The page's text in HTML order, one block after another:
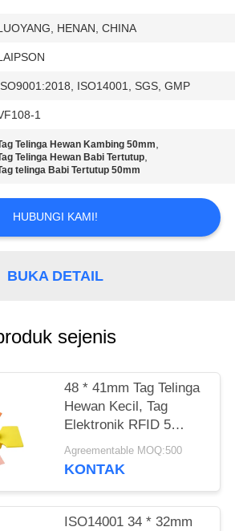
HENAN, CHINA
ISO14001, SGS, GMP
1
Telinga Hewan Kambing 50mm,
Telinga Hewan Babi Tertutup,
telinga Babi Tertutup 50mm
HUBUNGI KAMI!
BUKA DETAIL
sejenis
48 * 41mm Tag Telinga
Hewan Kecil, Tag
Elektronik RFID 5
Warna Tersedia
Agreementable MOQ:500
KONTAK
ISO14001 34 * 32mm